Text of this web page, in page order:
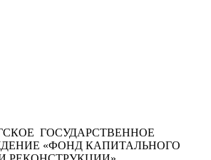
ГОСУДАРСТВЕННОЕ
«ФОНД КАПИТАЛЬНОГО